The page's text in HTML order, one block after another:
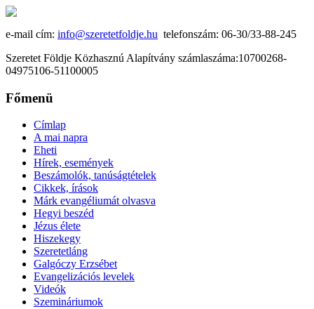
e-mail cím: info@szeretetfoldje.hu telefonszám: 06-30/33-88-245
Szeretet Földje Közhasznú Alapítvány számlaszáma:10700268-
04975106-51100005
Főmenü
Címlap
A mai napra
Eheti
Hírek, események
Beszámolók, tanúságtételek
Cikkek, írások
Márk evangéliumát olvasva
Hegyi beszéd
Jézus élete
Hiszekegy
Szeretetláng
Galgóczy Erzsébet
Evangelizációs levelek
Videók
Szemináriumok